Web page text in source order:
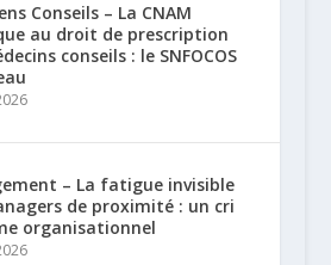
Conseils – La CNAM
au droit de prescription
conseils : le SNFOCOS
– La fatigue invisible
de proximité : un cri
organisationnel